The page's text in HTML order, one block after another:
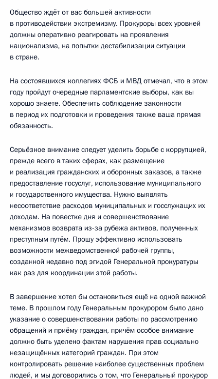
Общество ждёт от вас большей активности
в противодействии экстремизму. Прокуроры всех уровней
должны оперативно реагировать на проявления
национализма, на попытки дестабилизации ситуации
в стране.
На состоявшихся коллегиях ФСБ и МВД отмечал, что в этом
году пройдут очередные парламентские выборы, как вы
хорошо знаете. Обеспечить соблюдение законности
в период их подготовки и проведения также ваша прямая
обязанность.
Серьёзное внимание следует уделить борьбе с коррупцией,
прежде всего в таких сферах, как размещение
и реализация гражданских и оборонных заказов, а также
предоставление госуслуг, использование муниципального
и государственного имущества. Нужно выявлять
несоответствие расходов муниципальных и госслужащих их
доходам. На повестке дня и совершенствование
механизмов возврата из-за рубежа активов, полученных
преступным путём. Прошу эффективно использовать
возможности межведомственной рабочей группы,
созданной недавно под эгидой Генеральной прокуратуры
как раз для координации этой работы.
В завершение хотел бы остановиться ещё на одной важной
теме. В прошлом году Генеральным прокурором было дано
указание о совершенствовании работы по рассмотрению
обращений и приёму граждан, причём особое внимание
должно быть уделено фактам нарушения прав социально
незащищённых категорий граждан. При этом
контролировать решение наиболее существенных проблем
людей, и мы договорились о том, что Генеральный прокурор